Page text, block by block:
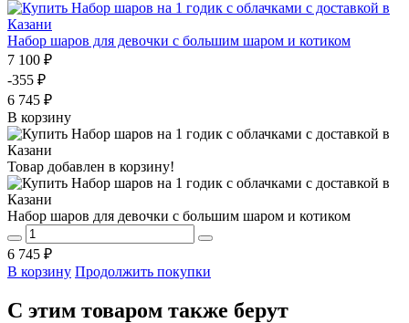
Набор шаров для девочки с большим шаром и котиком
7 100 ₽
-355 ₽
6 745 ₽
В корзину
Товар добавлен в корзину!
Набор шаров для девочки с большим шаром и котиком
6 745 ₽
В корзину Продолжить покупки
С этим товаром также берут